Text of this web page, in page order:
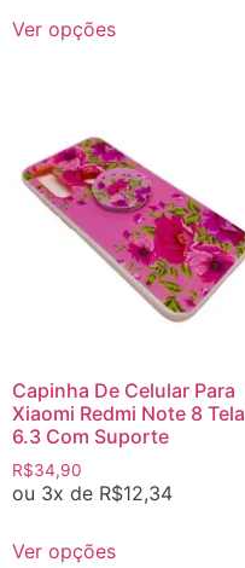
Ver opções
Capinha De Celular Para
Xiaomi Redmi Note 8 Tela
6.3 Com Suporte
R$34,90
ou 3x de R$12,34
Ver opções